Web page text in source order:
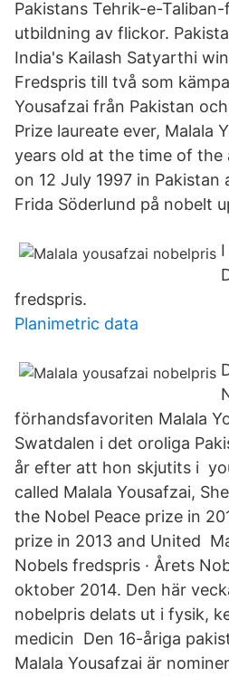
Pakistans Tehrik-e-
utbildning av flickor.
India's Kailash Satyarthi
Fredspris till två som
Yousafzai från Pakistan
Prize laureate ever, Malala
years old at the time of the
on 12 July 1997 in
Frida Söderlund på nobelt
fredspris.
Planimetric data
förhandsfavoriten Malala
Swatdalen i det oroliga
år efter att hon skjutits i
called Malala Yousafzai,
the Nobel Peace prize in
prize in 2013 and United
Nobels fredspris · Årets
oktober 2014. Den här
nobelpris delats ut i fysik,
medicin Den 16-åriga
Malala Yousafzai är